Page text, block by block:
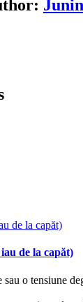
de la capăt)
de la capăt)